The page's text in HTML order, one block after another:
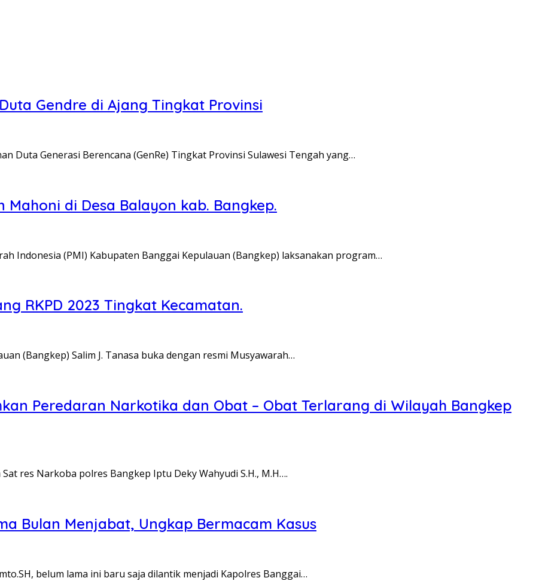
Gendre di Ajang Tingkat Provinsi
Duta Generasi Berencana (GenRe) Tingkat Provinsi Sulawesi Tengah yang…
di Desa Balayon kab. Bangkep.
Indonesia (PMI) Kabupaten Banggai Kepulauan (Bangkep) laksanakan program…
RKPD 2023 Tingkat Kecamatan.
(Bangkep) Salim J. Tanasa buka dengan resmi Musyawarah…
Peredaran Narkotika dan Obat – Obat Terlarang di Wilayah Bangkep
res Narkoba polres Bangkep Iptu Deky Wahyudi S.H., M.H….
Bulan Menjabat, Ungkap Bermacam Kasus
belum lama ini baru saja dilantik menjadi Kapolres Banggai…